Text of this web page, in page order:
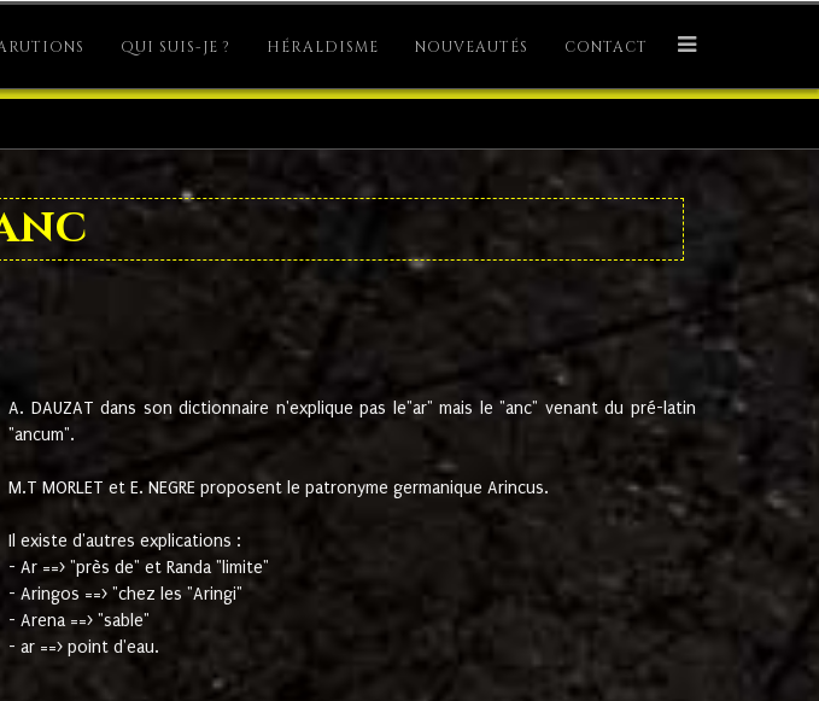
QUI SUIS-JE ? HÉRALDISME NOUVEAUTÉS CONTACT
A. DAUZAT dans son dictionnaire n'explique pas le"ar" mais le "anc" venant du pré-latin
"ancum".
M.T MORLET et E. NEGRE proposent le patronyme germanique Arincus.
Il existe d'autres explications :
- Ar ==> "près de" et Randa "limite"
- Aringos ==> "chez les "Aringi"
- Arena ==> "sable"
- ar ==> point d'eau.